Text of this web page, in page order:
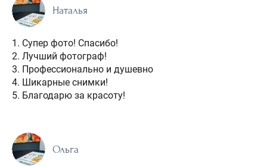
Наталья
1. Супер фото! Спасибо!
2. Лучший фотограф!
3. Профессионально и душевно
4. Шикарные снимки!
5. Благодарю за красоту!
Ольга